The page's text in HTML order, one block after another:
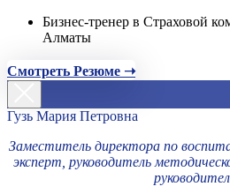
Бизнес-тренер в Страховой
Алматы
Смотреть Резюме ➝
Гузь Мария Петровна
Заместитель директора по
эксперт, руководитель